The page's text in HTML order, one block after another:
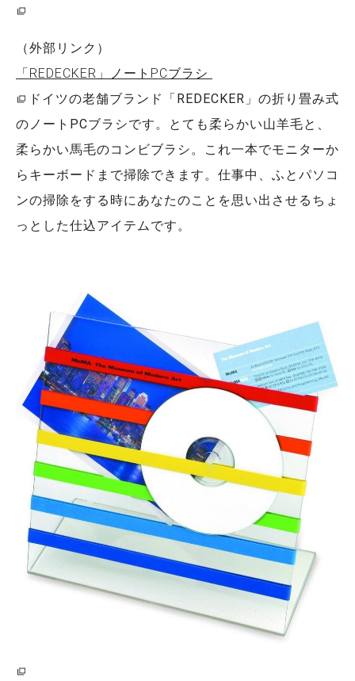
（外部リンク）
「REDECKER」ノートPCブラシ
ドイツの老舗ブランド「REDECKER」の折り畳み式
のノートPCブラシです。とても柔らかい山羊毛と、
柔らかい馬毛のコンビブラシ。これ一本でモニターか
らキーボードまで掃除できます。仕事中、ふとパソコ
ンの掃除をする時にあなたのことを思い出させるちょ
っとした仕込アイテムです。